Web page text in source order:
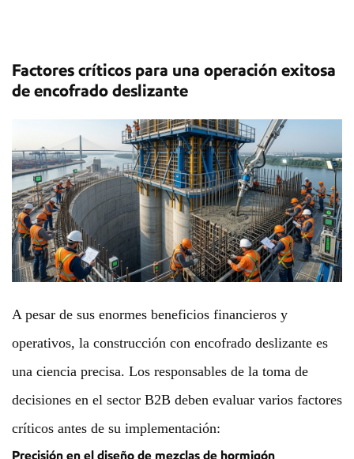
Factores críticos para una operación exitosa
de encofrado deslizante
A pesar de sus enormes beneficios financieros y
operativos, la construcción con encofrado deslizante es
una ciencia precisa. Los responsables de la toma de
decisiones en el sector B2B deben evaluar varios factores
críticos antes de su implementación:
Precisión en el diseño de mezclas de hormigón